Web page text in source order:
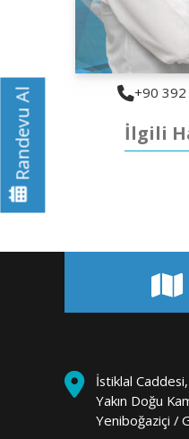
+90
İlgili
Randevu Al
İstiklal Caddesi,
Yakın Doğu
Yeniboğaziçi /